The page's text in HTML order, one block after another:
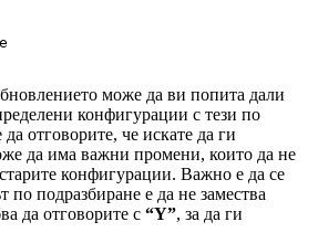
може да ви попита дали
конфигурации с тези по
отговорите, че искате да ги
да има важни промени, които да не
конфигурации. Важно е да се
по подразбиране е да не замества
да отговорите с “Y”, за да ги